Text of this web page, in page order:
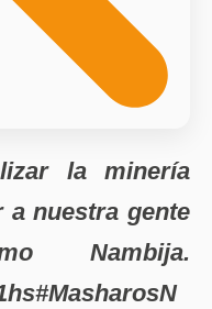
la minería
nuestra gente
Nambija.
#MasharosN